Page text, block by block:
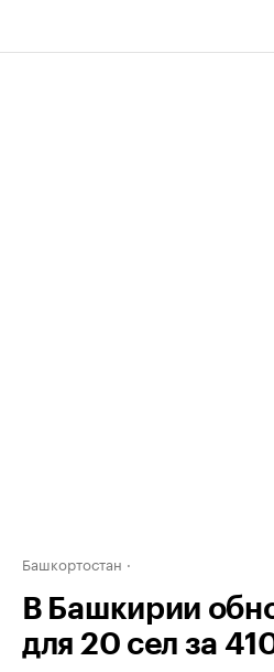
Башкортостан
В Башкирии
для 20 сел за